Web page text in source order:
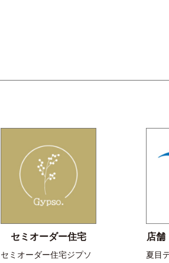
セミオーダー住宅
セミオーダー住宅ジプソ
店舗
夏目